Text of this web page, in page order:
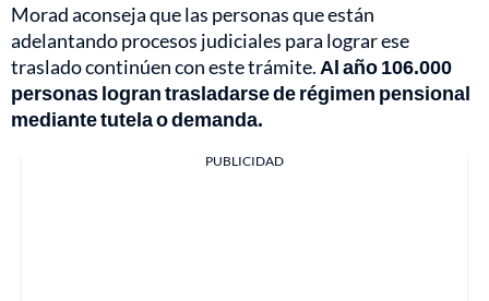
Morad aconseja que las personas que están
adelantando procesos judiciales para lograr ese
traslado continúen con este trámite. Al año 106.000
personas logran trasladarse de régimen pensional
mediante tutela o demanda.
PUBLICIDAD